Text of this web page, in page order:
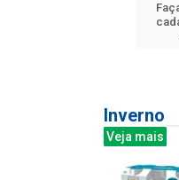
Inverno
Veja mais